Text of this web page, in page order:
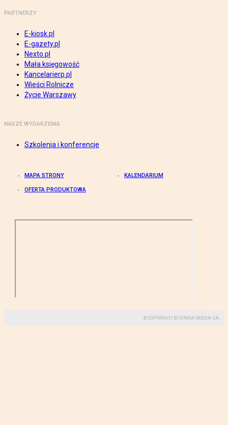
PARTNERZY
E-kiosk.pl
E-gazety.pl
Nexto.pl
Mała księgowość
Kancelarierp.pl
Wieści Rolnicze
Życie Warszawy
NASZE WYDARZENIA
Szkolenia i konferencje
MAPA STRONY KALENDARIUM
OFERTA PRODUKTOWA
© COPYRIGHT BY GREMI MEDIA SA